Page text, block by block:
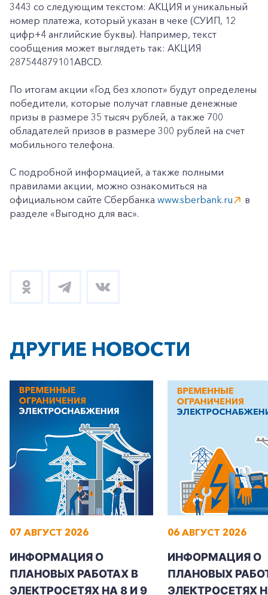
+7-800-700-24-57
Заказать обратный звонок
Частным клиентам
3443 со следующим текстом: АКЦИЯ и уникальный
номер платежа, который указан в чеке (СУИП, 12
цифр+4 английские буквы). Например, текст
сообщения может выглядеть так: АКЦИЯ
287544879101ABCD.
По итогам акции «Год без хлопот» будут определены
победители, которые получат главные денежные
призы в размере 35 тысяч рублей, а также 700
обладателей призов в размере 300 рублей на счет
мобильного телефона.
С подробной информацией, а также полными
правилами акции, можно ознакомиться на
официальном сайте Сбербанка www.sberbank.ru
в
разделе «Выгодно для вас».
ДРУГИЕ НОВОСТИ
07 АВГУСТ 2026
ИНФОРМАЦИЯ О
ПЛАНОВЫХ РАБОТАХ В
ЭЛЕКТРОСЕТЯХ НА 8 И 9
06 АВГУСТ 2026
ИНФОРМАЦИЯ О
ПЛАНОВЫХ
ЭЛЕКТРОСЕТЯХ